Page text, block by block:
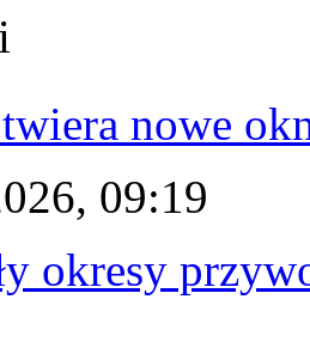
nowe
09:19
okresy